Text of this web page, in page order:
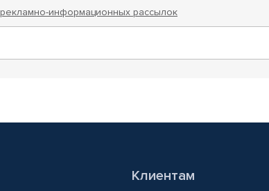
рекламно-информационных рассылок
Клиентам